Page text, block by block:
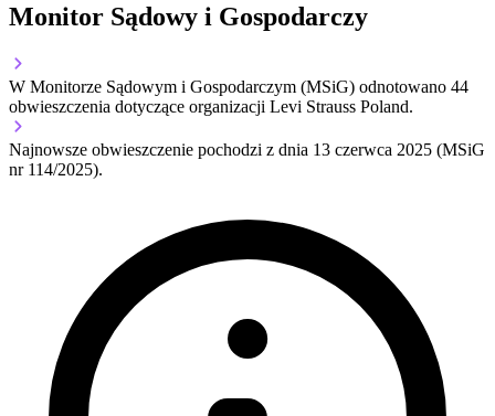
Monitor Sądowy i Gospodarczy
W Monitorze Sądowym i Gospodarczym (MSiG) odnotowano 44
obwieszczenia dotyczące organizacji Levi Strauss Poland.
Najnowsze obwieszczenie pochodzi z dnia 13 czerwca 2025 (MSiG
nr 114/2025).